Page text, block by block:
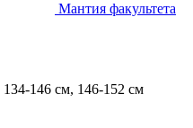
Мантия факультета
134-146 см, 146-152 см